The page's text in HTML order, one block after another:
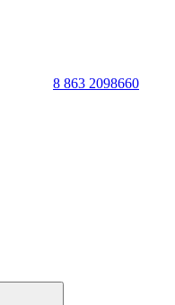
8 863 2098660